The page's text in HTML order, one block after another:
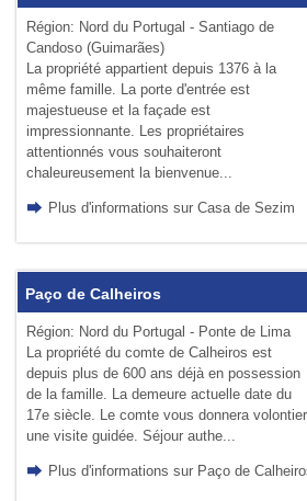
Région: Nord du Portugal - Santiago de
Candoso (Guimarães)
La propriété appartient depuis 1376 à la
même famille. La porte d'entrée est
majestueuse et la façade est
impressionnante. Les propriétaires
attentionnés vous souhaiteront
chaleureusement la bienvenue...
Plus d'informations sur Casa de Sezim
Paço de Calheiros
Région: Nord du Portugal - Ponte de Lima
La propriété du comte de Calheiros est
depuis plus de 600 ans déjà en possession
de la famille. La demeure actuelle date du
17e siècle. Le comte vous donnera
une visite guidée. Séjour authe...
Plus d'informations sur Paço de